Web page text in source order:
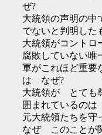
ぜ?
大統領の声明の中
でないと判明し
大統領がコント
腐敗していない
軍がこれほど重要
は なぜ?
大統領が とても
囲まれているの
元大統領たちを
なぜ このことが